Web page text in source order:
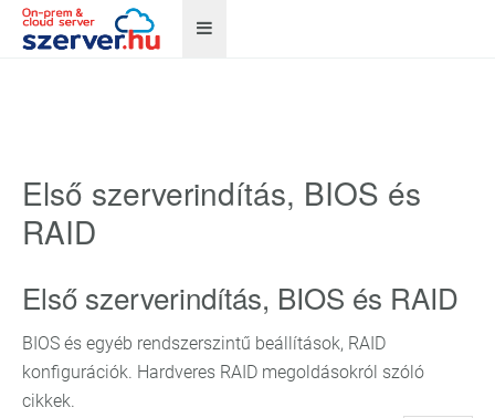
Első szerverindítás, BIOS és
RAID
Első szerverindítás, BIOS és RAID
BIOS és egyéb rendszerszintű beállítások, RAID
konfigurációk. Hardveres RAID megoldásokról szóló
cikkek.